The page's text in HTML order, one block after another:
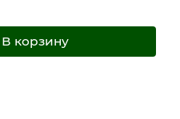
В корзину